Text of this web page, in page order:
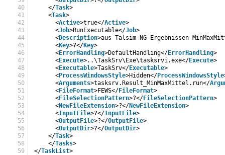
40
41
42
43
44
45
46
47
48
49
50
51
52
53
54
55
56
57
58
59
</Task>
<Task>
<Active>true</Active>
<Job>RunExecutable</Job>
<Description>aus Talsim-NG Ergebnissen
<Key>?</Key>
<ErrorHandling>DefaultHandling</ErrorHandling>
<Execute>..\TaskSrv\Exe\tasksrvi.exe</Execute>
<Executable>TaskSrv</Executable>
<ProcessWindowsStyle>Hidden</ProcessWindowsStyle
<Arguments>tasksrv.Result_MinMaxMittel.run</
<FileFormat>FEWS</FileFormat>
<FileSelectionPattern>?</FileSelectionPattern>
<NewFileExtension>?</NewFileExtension>
<InputFile>?</InputFile>
<OutputFile>?</OutputFile>
<OutputDir>?</OutputDir>
</Task>
</Tasks>
</TaskList>